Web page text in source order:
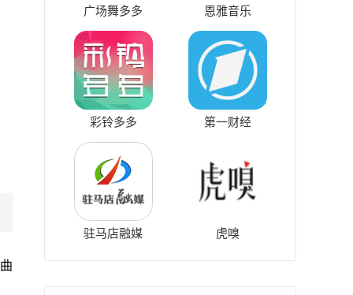
广场舞多多 恩雅音乐
彩铃多多 第一财经
驻马店融媒 虎嗅